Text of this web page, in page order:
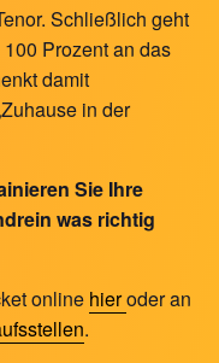
Schließlich geht
Prozent an das
damit
in der
Sie Ihre
was richtig
online hieroder an
.